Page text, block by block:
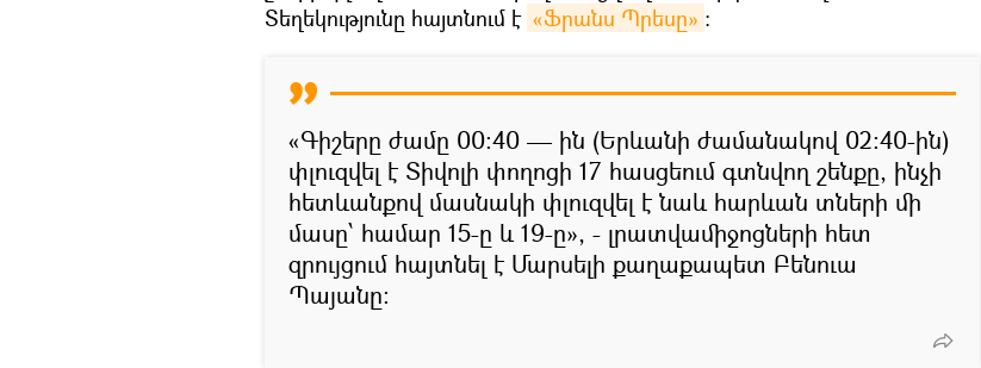
Տեղեկությունը հայտնում է «Ֆրանս Պրեսը» ։
«Գիշերը ժամը 00:40 — ին (Երևանի ժամանակով 02:40-ին)
փլուզվել է Տիվոլի փողոցի 17 հասցեում գտնվող շենքը, ինչի
հետևանքով մասնակի փլուզվել է նաև հարևան տների մի
մասը՝ համար 15-ը և 19-ը», - լրատվամիջոցների հետ
զրույցում հայտնել է Մարսելի քաղաքապետ Բենուա
Պայանը: